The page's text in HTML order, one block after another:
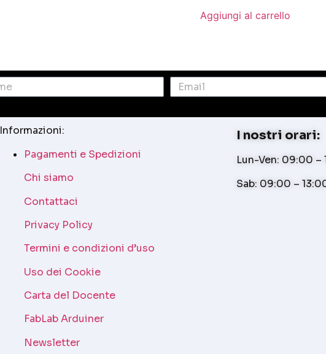
Aggiungi al carrello
Informazioni:
Pagamenti e Spedizioni
Chi siamo
Contattaci
Privacy Policy
Termini e condizioni d’uso
Uso dei Cookie
Carta del Docente
FabLab Arduiner
Newsletter
I nostri orari:
Lun-Ven: 09:00 –
Sab: 09:00 –